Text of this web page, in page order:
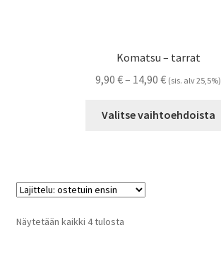
Komatsu – tarrat
9,90 €– 14,90 €Hintaluokka:
-
(sis. alv 25,5%)
Valitse vaihtoehdoista
Näytetään kaikki 4 tulostaSuosituimmat